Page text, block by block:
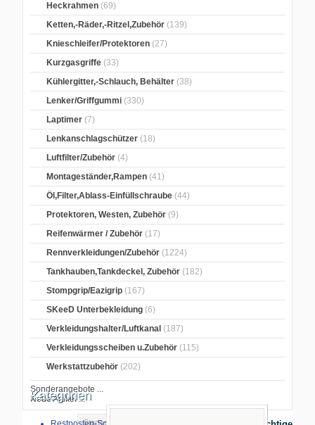
Heckrahmen (69)
Ketten,-Räder,-Ritzel,Zubehör (139)
Knieschleifer/Protektoren (27)
Kurzgasgriffe (33)
Kühlergitter,-Schlauch, Behälter (38)
Lenker/Griffgummi (330)
Laptimer (7)
Lenkanschlagschützer (18)
Luftfilter/Zubehör (4)
Montageständer,Rampen (41)
Öl,Filter,Ablass-Einfüllschraube (44)
Protektoren, Westen, Zubehör (9)
Reifenwärmer / Zubehör (17)
Rennverkleidungen/Zubehör (1224)
Tankhauben,Tankdeckel, Zubehör (182)
Stompgrip/Eazigrip (167)
SKeeD Unterbekleidung (6)
Verkleidungshalter/Luftkanal (187)
Verkleidungsscheiben u.Zubehör (115)
Werkstattzubehör (202)
Sonderangebote ...
Neue Artikel ...
Kategorien
Startseite